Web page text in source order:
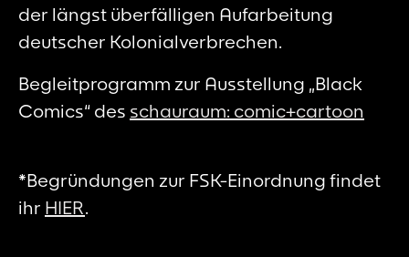
der längst überfälligen Aufarbeitung
deutscher Kolonialverbrechen.
Begleitprogramm zur Ausstellung „Black
Comics“ des schauraum: comic+cartoon
*Begründungen zur FSK-Einordnung findet
ihr HIER.